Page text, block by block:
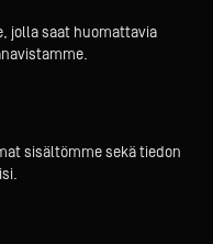
jolla saat huomattavia
sisältömme sekä tiedon